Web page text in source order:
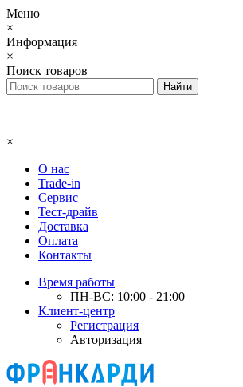
Меню
×
Информация
×
Поиск товаров
×
О нас
Trade-in
Сервис
Тест-драйв
Доставка
Оплата
Контакты
Время работы
ПН-ВС: 10:00 - 21:00
Клиент-центр
Регистрация
Авторизация